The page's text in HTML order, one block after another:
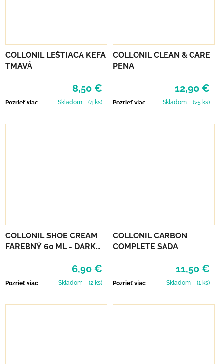
COLLONIL LEŠTIACA KEFA
TMAVÁ
8,50 €
Pozrieť viac Skladom (4 ks)
COLLONIL CLEAN & CARE
PENA
12,90 €
Pozrieť viac Skladom (>5 ks)
COLLONIL SHOE CREAM
FAREBNÝ 60 ML - DARK
6,90 €
Pozrieť viac Skladom (2 ks)
COLLONIL CARBON
COMPLETE SADA
11,50 €
Pozrieť viac Skladom (1 ks)